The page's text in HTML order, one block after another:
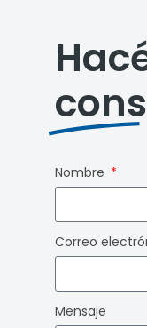
Nombre
Correo
Mensaje